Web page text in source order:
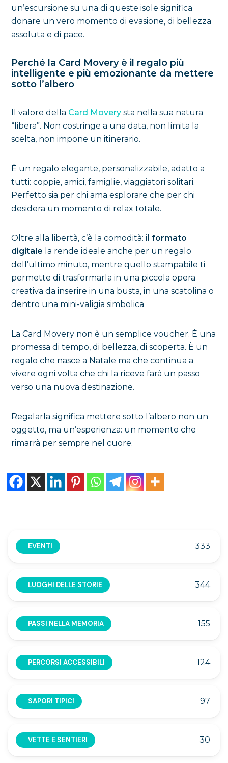
un’escursione su una di queste isole significa
donare un vero momento di evasione, di bellezza
assoluta e di pace.
Perché la Card Movery è il regalo più
intelligente e più emozionante da mettere
sotto l’albero
Il valore della Card Movery sta nella sua natura
“libera”. Non costringe a una data, non limita la
scelta, non impone un itinerario.
È un regalo elegante, personalizzabile, adatto a
tutti: coppie, amici, famiglie, viaggiatori solitari.
Perfetto sia per chi ama esplorare che per chi
desidera un momento di relax totale.
Oltre alla libertà, c’è la comodità: il formato
digitale la rende ideale anche per un regalo
dell’ultimo minuto, mentre quello stampabile ti
permette di trasformarla in una piccola opera
creativa da inserire in una busta, in una scatolina o
dentro una mini-valigia simbolica
La Card Movery non è un semplice voucher. È una
promessa di tempo, di bellezza, di scoperta. È un
regalo che nasce a Natale ma che continua a
vivere ogni volta che chi la riceve farà un passo
verso una nuova destinazione.
Regalarla significa mettere sotto l’albero non un
oggetto, ma un’esperienza: un momento che
rimarrà per sempre nel cuore.
EVENTI 333
LUOGHI DELLE STORIE 344
PASSI NELLA MEMORIA 155
PERCORSI ACCESSIBILI 124
SAPORI TIPICI 97
VETTE E SENTIERI 30